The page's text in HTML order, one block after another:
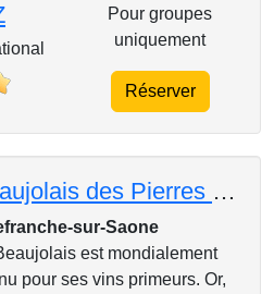
Pour groupes
uniquement
Réserver
Beaujolais des Pierres dorées
sur-Saone
est mondialement
pour ses vins primeurs. Or,